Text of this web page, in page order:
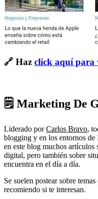
🔗 Haz click aquí para
🗒 Marketing De
Liderado porCarlos Bravo,
blogging y en los entornos
en este blog muchos
digital, pero también sobre
encuentra en el día a día.
Se suelen postear sobre
recomiendo si te interesan.